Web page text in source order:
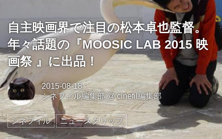
自主映画界で注目の松本卓也監督。
年々話題の『MOOSIC LAB 2015 映
画祭 』に出品！
2015-08-18
シネフィル編集部@cinefil編集部
シネフィル ニュースクリップ